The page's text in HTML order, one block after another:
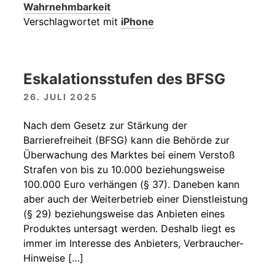
Wahrnehmbarkeit
Verschlagwortet mit iPhone
Eskalationsstufen des BFSG
26. JULI 2025
Nach dem Gesetz zur Stärkung der
Barrierefreiheit (BFSG) kann die Behörde zur
Überwachung des Marktes bei einem Verstoß
Strafen von bis zu 10.000 beziehungsweise
100.000 Euro verhängen (§ 37). Daneben kann
aber auch der Weiterbetrieb einer Dienstleistung
(§ 29) beziehungsweise das Anbieten eines
Produktes untersagt werden. Deshalb liegt es
immer im Interesse des Anbieters, Verbraucher-
Hinweise […]